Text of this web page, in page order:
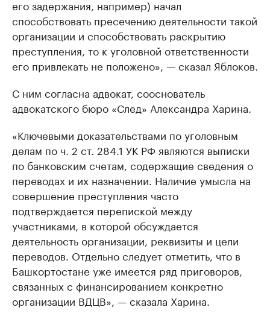
его задержания, например) начал
способствовать пресечению деятельности такой
организации и способствовать раскрытию
преступления, то к уголовной ответственности
его привлекать не положено», — сказал Яблоков.
С ним согласна адвокат, сооснователь
адвокатского бюро «След» Александра Харина.
«Ключевыми доказательствами по уголовным
делам по ч. 2 ст. 284.1 УК РФ являются выписки
по банковским счетам, содержащие сведения о
переводах и их назначении. Наличие умысла на
совершение преступления часто
подтверждается перепиской между
участниками, в которой обсуждается
деятельность организации, реквизиты и цели
переводов. Отдельно следует отметить, что в
Башкортостане уже имеется ряд приговоров,
связанных с финансированием конкретно
организации ВДЦВ», — сказала Харина.